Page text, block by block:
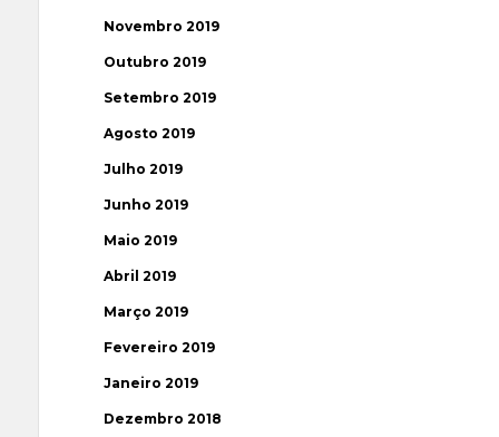
Novembro 2019
Outubro 2019
Setembro 2019
Agosto 2019
Julho 2019
Junho 2019
Maio 2019
Abril 2019
Março 2019
Fevereiro 2019
Janeiro 2019
Dezembro 2018